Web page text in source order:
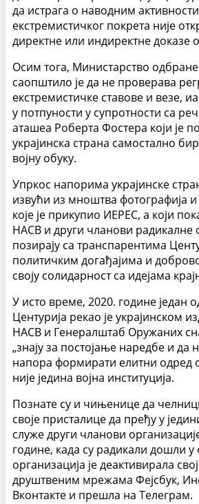
да истрага о наводним
екстремистичког покрета није
директне или индиректне доказе
Осим тога, Министарство
саопштило је да не проверава
екстремистичке ставове и везе,
у потпуности у супротности са
аташеа Роберта Фостера који је
украјинска страна самостално
војну обуку.
Упркос напорима украјинске
извући из мноштва фотографија
које је прикупио ИЕРЕС, а који
НАСВ и други чланови радикалне
позирају са транспарентима
политичким догађајима и
своју солидарност са идејама
У исто време, 2020. године један
Центурија рекао је украјинском
НАСВ и Генералштаб Оружаних
„знају за постојање наредбе и да
напора формирати елитни одред
није једина војна институција.
Познате су и чињенице да
своје присталице да пређу у
служе други чланови
године, када су радикали дошли
организација је деактивирала
друштвеним мрежама Фејсбук,
Вконтакте и прешла на Телеграм.